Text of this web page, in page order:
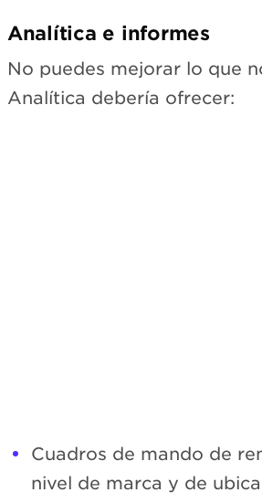
Analítica e informes
No puedes mejorar lo que
Analítica debería ofrecer:
Cuadros de mando de
nivel de marca y de